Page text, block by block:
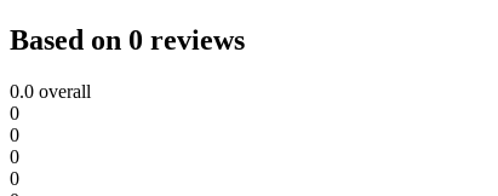
Based on 0 reviews
0.0 overall
0
0
0
0